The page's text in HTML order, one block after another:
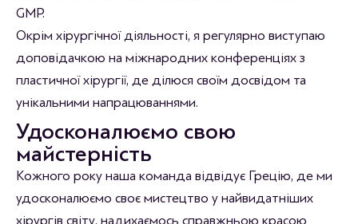
GMP.
Окрім хірургічної діяльності, я регулярно виступаю
доповідачкою на міжнародних конференціях з
пластичної хірургії, де ділюся своїм досвідом та
унікальними напрацюваннями.
Удосконалюємо свою
майстерність
Кожного року наша команда відвідує Грецію, де ми
удосконалюємо своє мистецтво у найвидатніших
хірургів світу, надихаємось справжньою красою